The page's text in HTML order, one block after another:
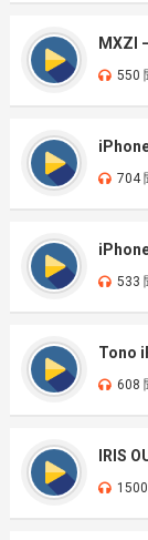
MXZI
550
704
533
Tono
608
IRIS